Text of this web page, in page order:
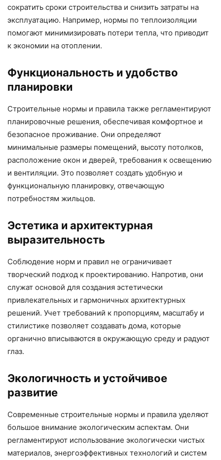
сократить сроки строительства и снизить затраты на
эксплуатацию. Например, нормы по теплоизоляции
помогают минимизировать потери тепла, что приводит
к экономии на отоплении.
Функциональность и удобство
планировки
Строительные нормы и правила также регламентируют
планировочные решения, обеспечивая комфортное и
безопасное проживание. Они определяют
минимальные размеры помещений, высоту потолков,
расположение окон и дверей, требования к освещению
и вентиляции. Это позволяет создать удобную и
функциональную планировку, отвечающую
потребностям жильцов.
Эстетика и архитектурная
выразительность
Соблюдение норм и правил не ограничивает
творческий подход к проектированию. Напротив, они
служат основой для создания эстетически
привлекательных и гармоничных архитектурных
решений. Учет требований к пропорциям, масштабу и
стилистике позволяет создавать дома, которые
органично вписываются в окружающую среду и радуют
глаз.
Экологичность и устойчивое
развитие
Современные строительные нормы и правила уделяют
большое внимание экологическим аспектам. Они
регламентируют использование экологически чистых
материалов, энергоэффективных технологий и систем